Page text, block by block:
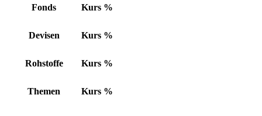
Fonds Kurs %
Devisen Kurs %
Rohstoffe Kurs %
Themen Kurs %